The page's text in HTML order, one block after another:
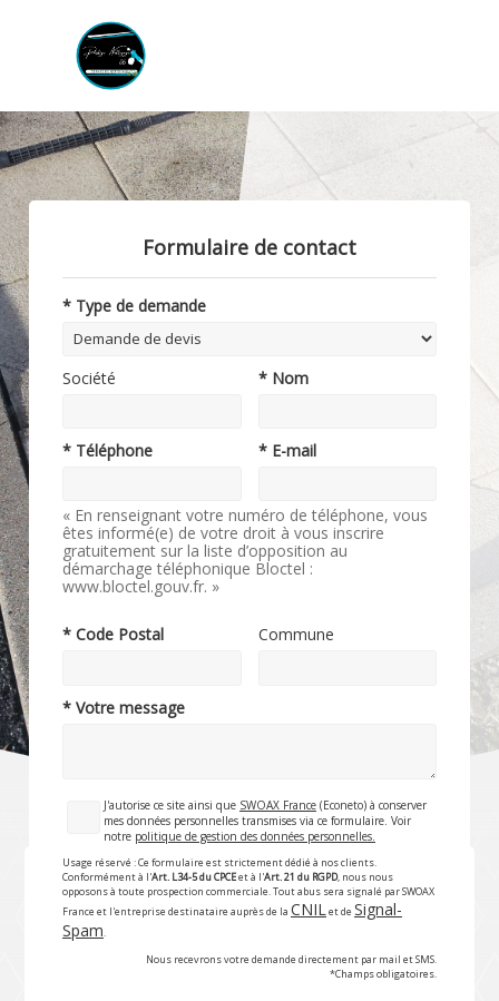
Formulaire de contact
* Type de demande
Société * Nom
* Téléphone * E-mail
« En renseignant votre numéro de téléphone, vous
êtes informé(e) de votre droit à vous inscrire
gratuitement sur la liste d’opposition au
démarchage téléphonique Bloctel :
www.bloctel.gouv.fr. »
* Code Postal Commune
* Votre message
J'autorise ce site ainsi que SWOAX France (Econeto) à conserver
mes données personnelles transmises via ce formulaire. Voir
notre politique de gestion des données personnelles.
Usage réservé : Ce formulaire est strictement dédié à nos clients.
Conformément à l'Art. L34-5 du CPCEet à l'Art. 21 du RGPD, nous nous
opposons à toute prospection commerciale. Tout abus sera signalé par SWOAX
France et l'entreprise destinataire auprès de la CNILet de Signal-
Spam.
Nous recevrons votre demande directement par mail et SMS.
*Champs obligatoires.